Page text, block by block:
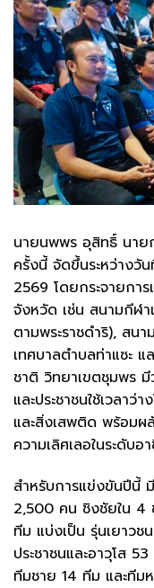
นายนพพร อุสิทธิ์ นาย
ครั้งนี้ จัดขึ้นระหว่าง
2569 โดยกระจายกา
จังหวัด เช่น สนามกีฬ
ตามพระราชดำริ), สน
เทศบาลตำบลท่าแซะ
ชาติ วิทยาเขตชุมพร มี
และประชาชนใช้เวลาว่
และสิ่งเสพติด พร้อม
ความเลิศเลอในระดับอ
สำหรับการแข่งขันปีนี้
2,500 คน ชิงชัยใน
ทีม แบ่งเป็น รุ่นเยาวช
ประชาชนและอาวุโส
ทีมชาย 14 ทีม และที